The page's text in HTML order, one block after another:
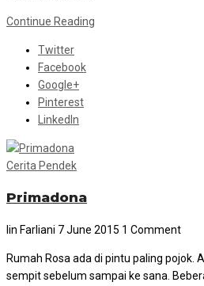
Continue Reading
Twitter
Facebook
Google+
Pinterest
LinkedIn
Cerita Pendek
Primadona
Iin Farliani 7 June 2015 1 Comment
Rumah Rosa ada di pintu paling pojok.
sempit sebelum sampai ke sana.